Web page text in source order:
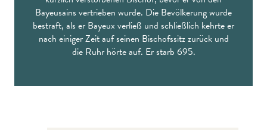
Bayeusains vertrieben wurde. Die Bevölkerung wurde
bestraft, als er Bayeux verließ und schließlich kehrte er
nach einiger Zeit auf seinen Bischofssitz zurück und
die Ruhr hörte auf. Er starb 695.